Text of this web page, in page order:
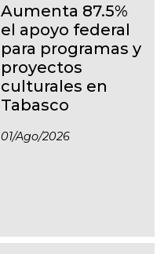
Aumenta 87.5%
el apoyo federal
para programas y
proyectos
culturales en
Tabasco
01/ago/2026